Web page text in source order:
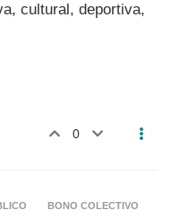
cultural, deportiva,
0
BONO COLECTIVO